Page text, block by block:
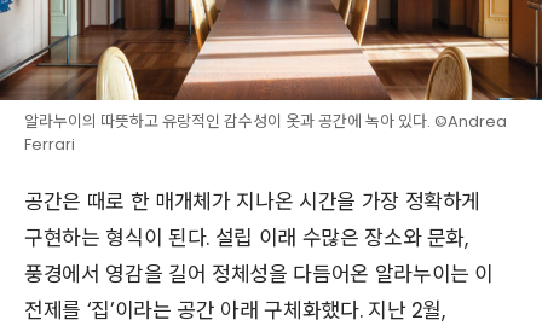
알라누이의 따뜻하고 유랑적인 감수성이 옷과 공간에 녹아 있다. ©Andrea
Ferrari
공간은 때로 한 매개체가 지나온 시간을 가장 정확하게
구현하는 형식이 된다. 설립 이래 수많은 장소와 문화,
풍경에서 영감을 길어 정체성을 다듬어온 알라누이는 이
전제를 ‘집’이라는 공간 아래 구체화했다. 지난 2월,